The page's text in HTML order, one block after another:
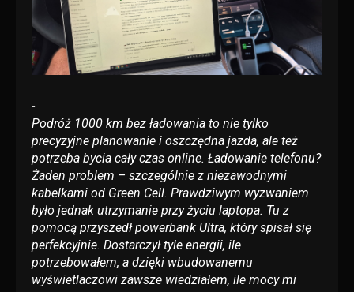
-
Podróż 1000 km bez ładowania to nie tylko
precyzyjne planowanie i oszczędna jazda, ale też
potrzeba bycia cały czas online. Ładowanie telefonu?
Żaden problem – szczególnie z niezawodnymi
kabelkami od Green Cell. Prawdziwym wyzwaniem
było jednak utrzymanie przy życiu laptopa. Tu z
pomocą przyszedł powerbank Ultra, który spisał się
perfekcyjnie. Dostarczył tyle energii, ile
potrzebowałem, a dzięki wbudowanemu
wyświetlaczowi zawsze wiedziałem, ile mocy mi